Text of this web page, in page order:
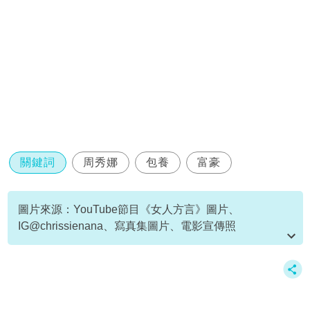
關鍵詞 周秀娜 包養 富豪
圖片來源：YouTube節目《女人方言》圖片、
IG@chrissienana、寫真集圖片、電影宣傳照
資料或影片來源：原文刊於新假期